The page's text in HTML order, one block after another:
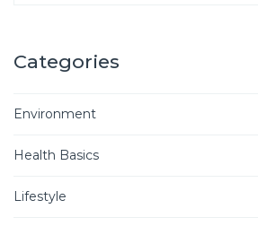
Categories
Environment
Health Basics
Lifestyle